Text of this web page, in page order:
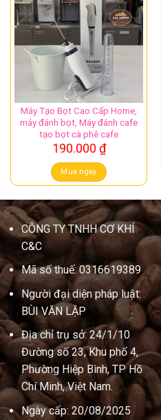
Máy Tạo Bọt Cao Cấp Home,
máy đánh bọt, Máy đánh cafe
tạo bọt cà phê cafe
190.000 ₫
Mua ngay
CÔNG TY TNHH CƠ KHÍ
C&C
Mã số thuế: 0316619389
Người đại diện pháp luật:
BÙI VĂN LẬP
Địa chỉ trụ sở: 24/1/10
Đường số 23, Khu phố 4,
Phường Hiệp Bình, TP Hồ
Chí Minh, Việt Nam.
Ngày cấp: 20/08/2025